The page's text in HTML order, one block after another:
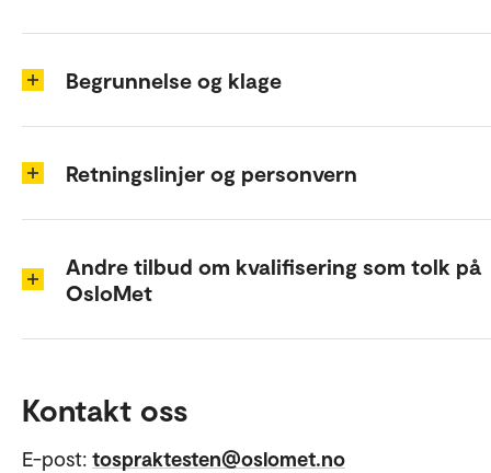
Begrunnelse og klage
Retningslinjer og personvern
Andre tilbud om kvalifisering som tolk på
OsloMet
Kontakt oss
E-post: tospraktesten@oslomet.no